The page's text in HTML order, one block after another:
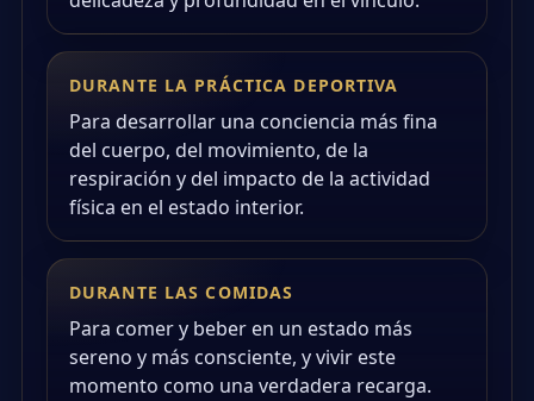
DURANTE LA PRÁCTICA DEPORTIVA
Para desarrollar una conciencia más fina
del cuerpo, del movimiento, de la
respiración y del impacto de la actividad
física en el estado interior.
DURANTE LAS COMIDAS
Para comer y beber en un estado más
sereno y más consciente, y vivir este
momento como una verdadera recarga.